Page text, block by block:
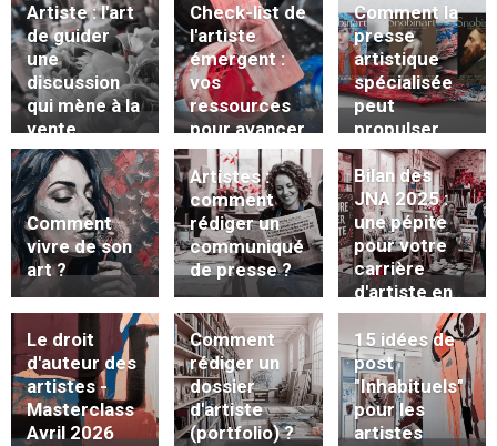
Artiste : l'art
de guider
une
discussion
qui mène à la
vente
Check-list de
l'artiste
émergent :
vos
ressources
pour avancer
(sans
pression)
Comment la
presse
artistique
spécialisée
peut
propulser
votre
carrière ?
Comment
vivre de son
art ?
Artistes :
comment
rédiger un
communiqué
de presse ?
Bilan des
JNA 2025 :
une pépite
pour votre
carrière
d'artiste en
2026
Le droit
d'auteur des
artistes -
Masterclass
Avril 2026
Comment
rédiger un
dossier
d'artiste
(portfolio) ?
15 idées de
post
"Inhabituels"
pour les
artistes